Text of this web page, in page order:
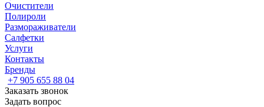
Очистители
Полироли
Размораживатели
Салфетки
Услуги
Контакты
Бренды
+7 905 655 88 04
Заказать звонок
Задать вопрос